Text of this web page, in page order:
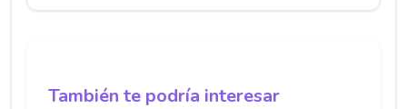
También te podría interesar